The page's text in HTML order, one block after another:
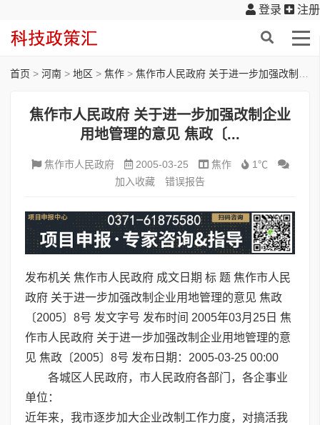
登录 注册
首页 > 河南 > 地区 > 焦作 > 焦作市人民政府 关于进一步加强改制企业用地管理的意见 焦政〔...
焦作市人民政府 关于进一步加强改制企业
用地管理的意见 焦政〔...
焦作市人民政府 2005-03-25 焦作
1℃
加入收藏
错误报告
发布机关 焦作市人民政府 成文日期 标 题 焦作市人民
政府 关于进一步加强改制企业用地管理的意见 焦政
〔2005〕8号 发文字号 发布时间 2005年03月25日 焦
作市人民政府 关于进一步加强改制企业用地管理的意
见 焦政〔2005〕8号 发布日期：2005-03-25 00:00
各城区人民政府，市人民政府各部门，各企事业
单位：
近年来，我市逐步加大企业改制工作力度，对搞活我